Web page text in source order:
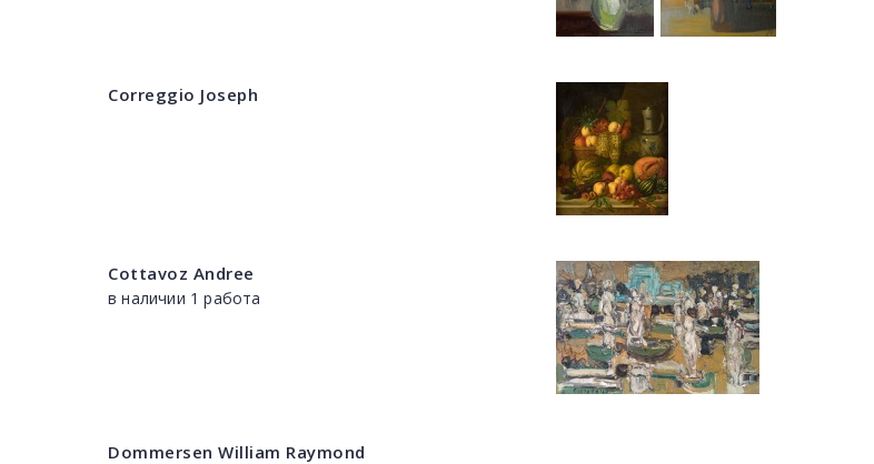
Correggio Joseph
Cottavoz Andree
в наличии 1 работа
Dommersen William Raymond